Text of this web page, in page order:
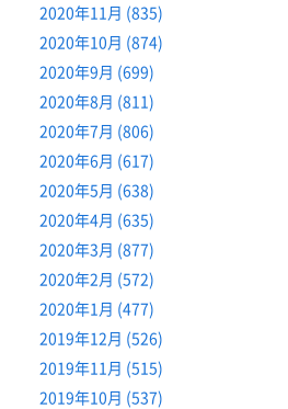
2020年11月 (835)
2020年10月 (874)
2020年9月 (699)
2020年8月 (811)
2020年7月 (806)
2020年6月 (617)
2020年5月 (638)
2020年4月 (635)
2020年3月 (877)
2020年2月 (572)
2020年1月 (477)
2019年12月 (526)
2019年11月 (515)
2019年10月 (537)